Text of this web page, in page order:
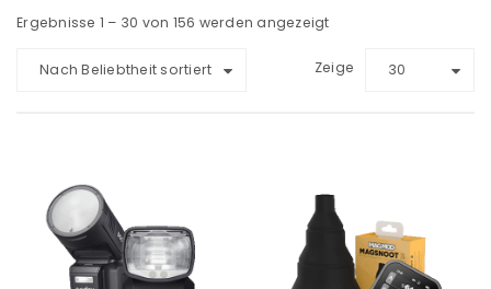
Ergebnisse 1 – 30 von 156 werden angezeigt
Nach Beliebtheit sortiert Zeige 30